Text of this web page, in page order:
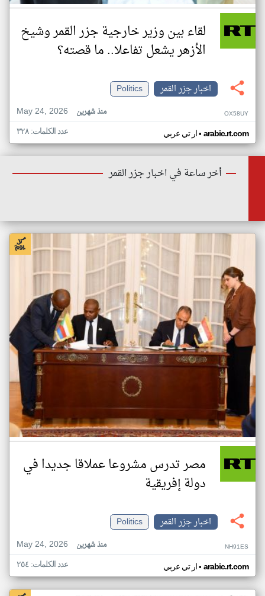
لقاء بين وزير خارجية جزر القمر وشيخ
الأزهر يشعل تفاعلا.. ما قصته؟
اخبار جزر القمر
Politics
May 24, 2026
منذ شهرين OX58UY
ار تي عربي• arabic.rt.com عدد الكلمات: ٣٢٨
أخر ساعة في اخبار جزر القمر
مصر تدرس مشروعا عملاقا جديدا في
دولة إفريقية
اخبار جزر القمر
Politics
May 24, 2026
منذ شهرين NH91ES
ار تي عربي• arabic.rt.com عدد الكلمات: ٢٥٤